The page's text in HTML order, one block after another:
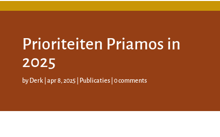
Prioriteiten Priamos in
2025
by Derk apr 8, 2025| Publicaties| 0 comments